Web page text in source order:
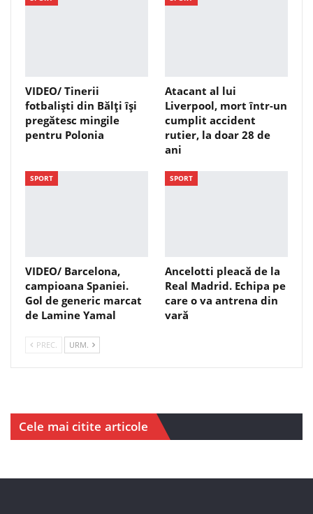
VIDEO/ Tinerii
fotbaliști din Bălți își
pregătesc mingile
pentru Polonia
Atacant al lui
Liverpool, mort într-un
cumplit accident
rutier, la doar 28 de
ani
SPORT
VIDEO/ Barcelona,
campioana Spaniei.
Gol de generic marcat
de Lamine Yamal
SPORT
Ancelotti pleacă de la
Real Madrid. Echipa pe
care o va antrena din
vară
PREC. URM.
Cele mai citite articole